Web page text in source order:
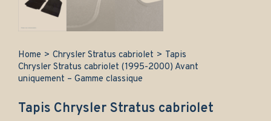
Home > Chrysler Stratus cabriolet > Tapis
Chrysler Stratus cabriolet (1995-2000) Avant
uniquement – Gamme classique
Tapis Chrysler Stratus cabriolet